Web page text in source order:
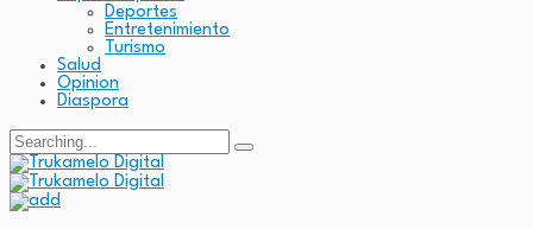
Deportes
Entretenimiento
Turismo
Salud
Opinion
Diaspora